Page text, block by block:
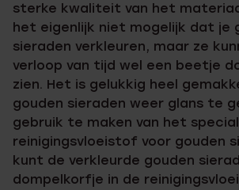
sterke kwaliteit van het
het eigenlijk niet mogelijk dat je
sieraden verkleuren, maar ze
verloop van tijd wel een beetje
zien. Het is gelukkig heel
gouden sieraden weer glans te
gebruik te maken van het
reinigingsvloeistof voor gouden
kunt de verkleurde gouden
dompelkorfje in de